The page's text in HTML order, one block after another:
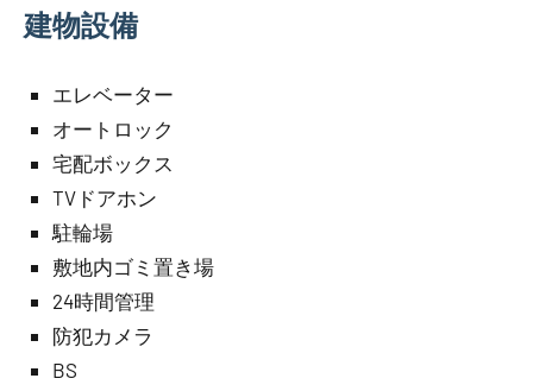
建物設備
エレベーター
オートロック
宅配ボックス
TVドアホン
駐輪場
敷地内ゴミ置き場
24時間管理
防犯カメラ
BS